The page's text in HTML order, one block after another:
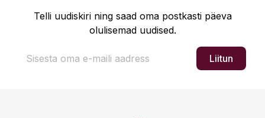
Telli uudiskiri ning saad oma postkasti päeva
olulisemad uudised.
Liitun